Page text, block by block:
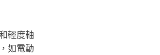
輕度軸
如電動